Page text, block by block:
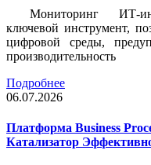
Мониторинг ИТ-
ключевой инструмент,
цифровой среды,
производительность
Подробнее
06.07.2026
Платформа Business
Катализатор